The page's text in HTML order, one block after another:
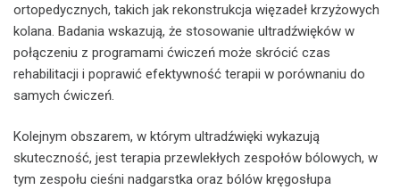
ortopedycznych, takich jak rekonstrukcja więzadeł krzyżowych
kolana. Badania wskazują, że stosowanie ultradźwięków w
połączeniu z programami ćwiczeń może skrócić czas
rehabilitacji i poprawić efektywność terapii w porównaniu do
samych ćwiczeń.
Kolejnym obszarem, w którym ultradźwięki wykazują
skuteczność, jest terapia przewlekłych zespołów bólowych, w
tym zespołu cieśni nadgarstka oraz bólów kręgosłupa